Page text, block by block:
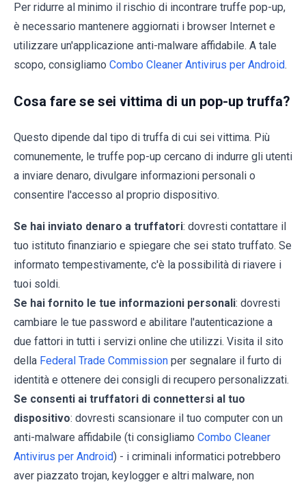
Per ridurre al minimo il rischio di incontrare truffe pop-up,
è necessario mantenere aggiornati i browser Internet e
utilizzare un'applicazione anti-malware affidabile. A tale
scopo, consigliamo Combo Cleaner Antivirus per Android.
Cosa fare se sei vittima di un pop-up truffa?
Questo dipende dal tipo di truffa di cui sei vittima. Più
comunemente, le truffe pop-up cercano di indurre gli utenti
a inviare denaro, divulgare informazioni personali o
consentire l'accesso al proprio dispositivo.
Se hai inviato denaro a truffatori: dovresti contattare il
tuo istituto finanziario e spiegare che sei stato truffato. Se
informato tempestivamente, c'è la possibilità di riavere i
tuoi soldi.
Se hai fornito le tue informazioni personali: dovresti
cambiare le tue password e abilitare l'autenticazione a
due fattori in tutti i servizi online che utilizzi. Visita il sito
della Federal Trade Commission per segnalare il furto di
identità e ottenere dei consigli di recupero personalizzati.
Se consenti ai truffatori di connettersi al tuo
dispositivo: dovresti scansionare il tuo computer con un
anti-malware affidabile (ti consigliamo Combo Cleaner
Antivirus per Android) - i criminali informatici potrebbero
aver piazzato trojan, keylogger e altri malware, non